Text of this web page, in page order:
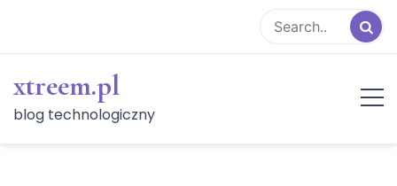
content
xtreem.pl
blog technologiczny